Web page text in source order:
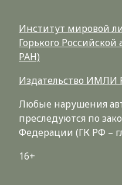
Институт мировой
Горького
РАН)
Издательство ИМЛИ
Любые нарушения
преследуются по
Федерации (ГК РФ –
16+